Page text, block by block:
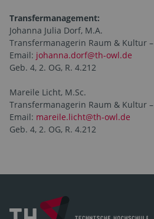
Transfermanagement:
Johanna Julia Dorf, M.A.
Transfermanagerin Raum & Kultur –
Email: johanna.dorf@th-owl.de
Geb. 4, 2. OG, R. 4.212
Mareile Licht, M.Sc.
Transfermanagerin Raum & Kultur –
Email: mareile.licht@th-owl.de
Geb. 4, 2. OG, R. 4.212